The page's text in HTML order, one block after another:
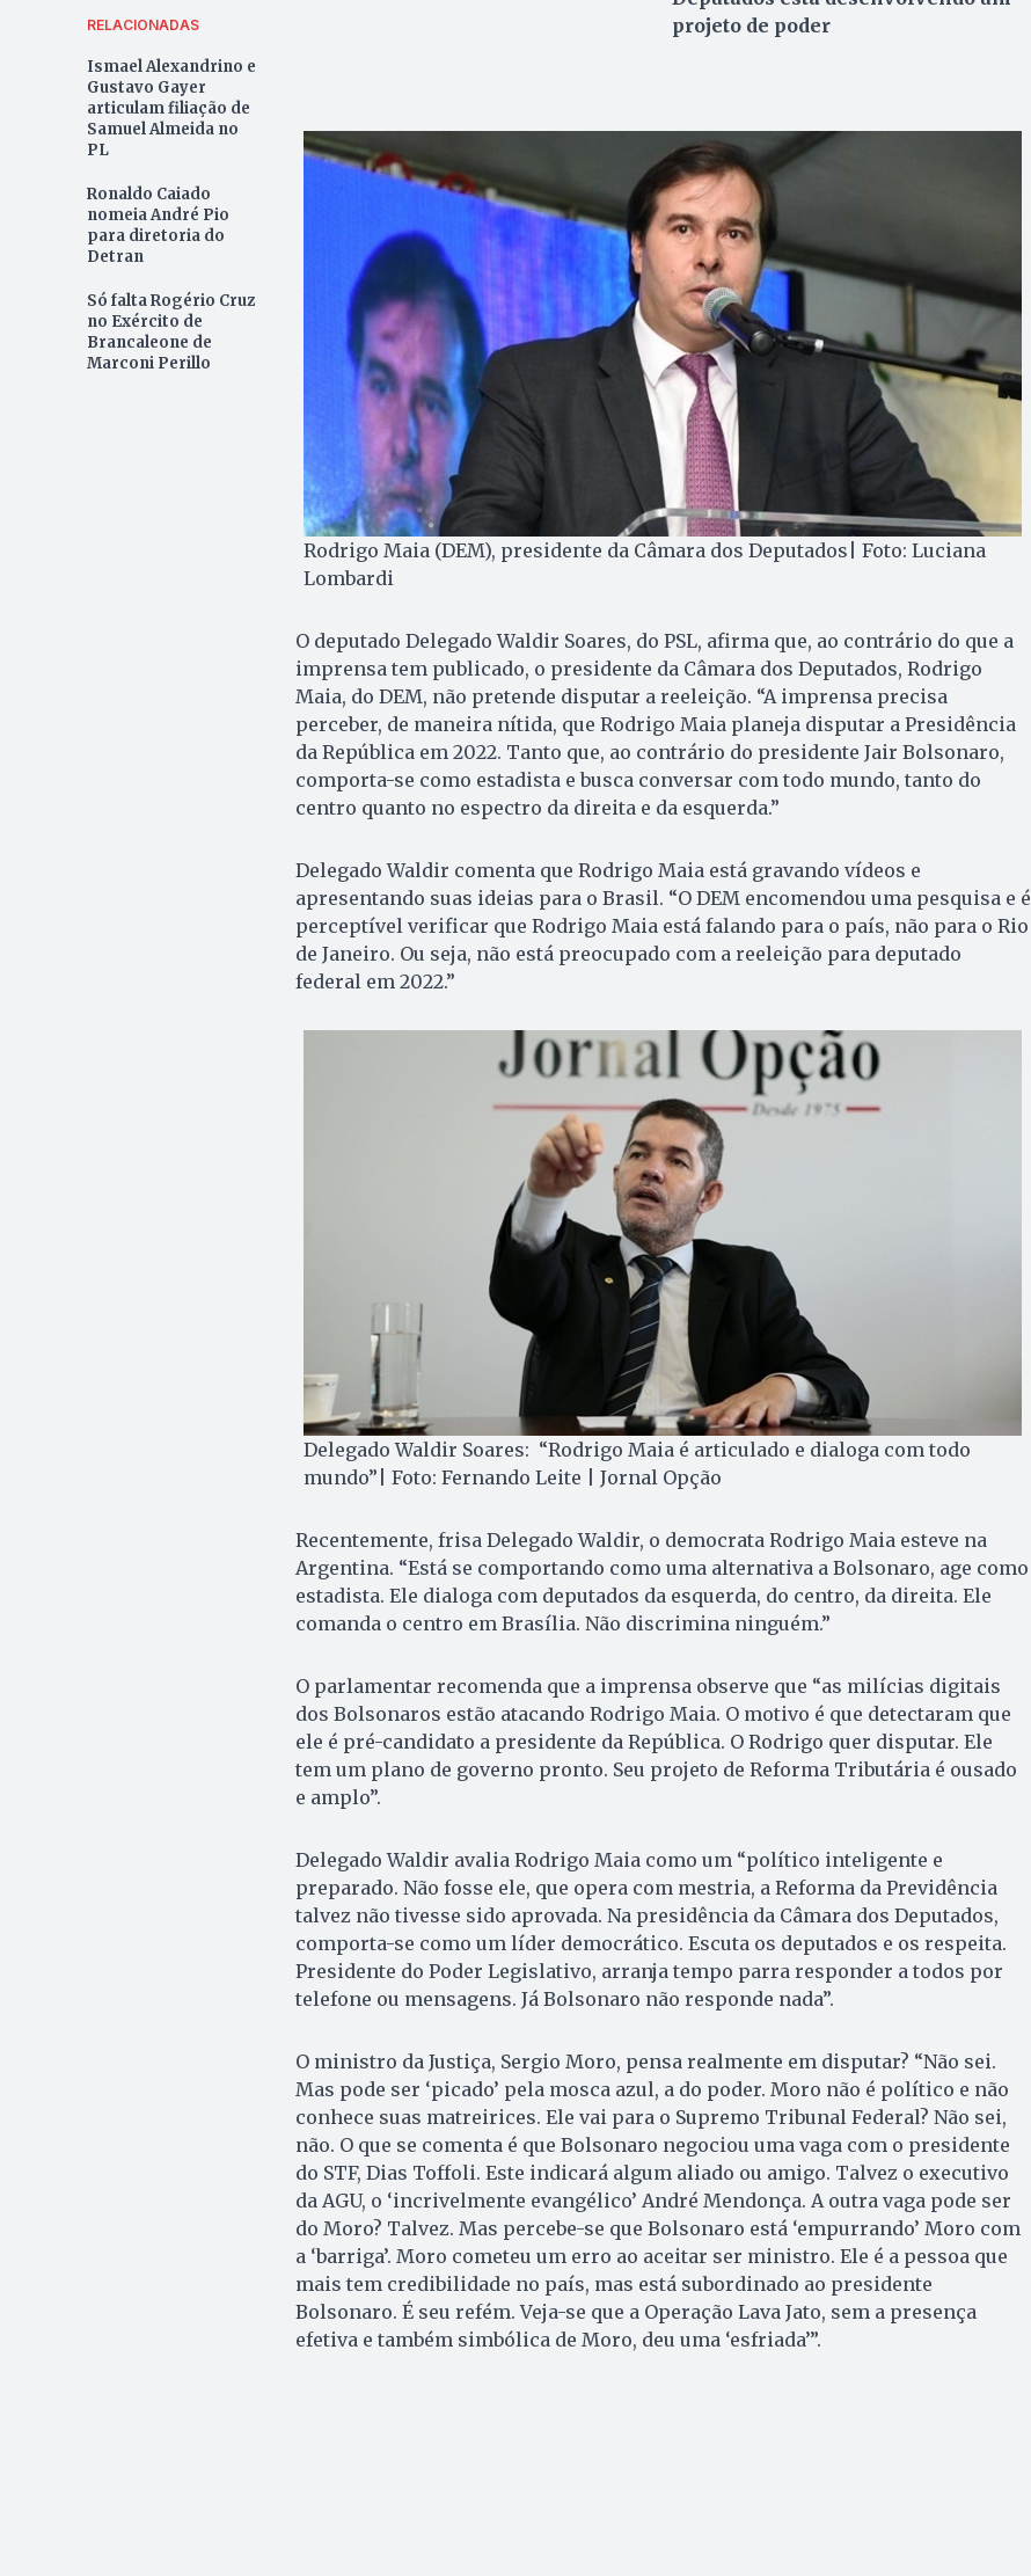
RELACIONADAS
Ismael Alexandrino e
Gustavo Gayer
articulam filiação de
Samuel Almeida no
PL
Ronaldo Caiado
nomeia André Pio
para diretoria do
Detran
Só falta Rogério Cruz
no Exército de
Brancaleone de
Marconi Perillo
projeto de poder
Rodrigo Maia (DEM), presidente da Câmara dos Deputados| Foto: Luciana
Lombardi
O deputado Delegado Waldir Soares, do PSL, afirma que, ao contrário do que a
imprensa tem publicado, o presidente da Câmara dos Deputados, Rodrigo
Maia, do DEM, não pretende disputar a reeleição. “A imprensa precisa
perceber, de maneira nítida, que Rodrigo Maia planeja disputar a Presidência
da República em 2022. Tanto que, ao contrário do presidente Jair Bolsonaro,
comporta-se como estadista e busca conversar com todo mundo, tanto do
centro quanto no espectro da direita e da esquerda.”
Delegado Waldir comenta que Rodrigo Maia está gravando vídeos e
apresentando suas ideias para o Brasil. “O DEM encomendou uma pesquisa e é
perceptível verificar que Rodrigo Maia está falando para o país, não para o Rio
de Janeiro. Ou seja, não está preocupado com a reeleição para deputado
federal em 2022.”
Delegado Waldir Soares: “Rodrigo Maia é articulado e dialoga com todo
mundo”| Foto: Fernando Leite | Jornal Opção
Recentemente, frisa Delegado Waldir, o democrata Rodrigo Maia esteve na
Argentina. “Está se comportando como uma alternativa a Bolsonaro, age como
estadista. Ele dialoga com deputados da esquerda, do centro, da direita. Ele
comanda o centro em Brasília. Não discrimina ninguém.”
O parlamentar recomenda que a imprensa observe que “as milícias digitais
dos Bolsonaros estão atacando Rodrigo Maia. O motivo é que detectaram que
ele é pré-candidato a presidente da República. O Rodrigo quer disputar. Ele
tem um plano de governo pronto. Seu projeto de Reforma Tributária é ousado
e amplo”.
Delegado Waldir avalia Rodrigo Maia como um “político inteligente e
preparado. Não fosse ele, que opera com mestria, a Reforma da Previdência
talvez não tivesse sido aprovada. Na presidência da Câmara dos Deputados,
comporta-se como um líder democrático. Escuta os deputados e os respeita.
Presidente do Poder Legislativo, arranja tempo parra responder a todos por
telefone ou mensagens. Já Bolsonaro não responde nada”.
O ministro da Justiça, Sergio Moro, pensa realmente em disputar? “Não sei.
Mas pode ser ‘picado’ pela mosca azul, a do poder. Moro não é político e não
conhece suas matreirices. Ele vai para o Supremo Tribunal Federal? Não sei,
não. O que se comenta é que Bolsonaro negociou uma vaga com o presidente
do STF, Dias Toffoli. Este indicará algum aliado ou amigo. Talvez o executivo
da AGU, o ‘incrivelmente evangélico’ André Mendonça. A outra vaga pode ser
do Moro? Talvez. Mas percebe-se que Bolsonaro está ‘empurrando’ Moro com
a ‘barriga’. Moro cometeu um erro ao aceitar ser ministro. Ele é a pessoa que
mais tem credibilidade no país, mas está subordinado ao presidente
Bolsonaro. É seu refém. Veja-se que a Operação Lava Jato, sem a presença
efetiva e também simbólica de Moro, deu uma ‘esfriada’”.